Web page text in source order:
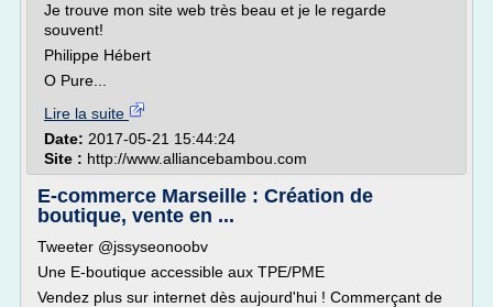
Je trouve mon site web très beau et je le regarde
souvent!
Philippe Hébert
O Pure...
Lire la suite
Date: 2017-05-21 15:44:24
Site : http://www.alliancebambou.com
E-commerce Marseille : Création de
boutique, vente en ...
Tweeter @jssyseonoobv
Une E-boutique accessible aux TPE/PME
Vendez plus sur internet dès aujourd'hui ! Commerçant de